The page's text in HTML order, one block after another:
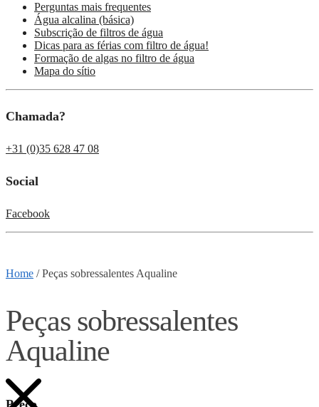
Perguntas mais frequentes
Água alcalina (básica)
Subscrição de filtros de água
Dicas para as férias com filtro de água!
Formação de algas no filtro de água
Mapa do sítio
Chamada?
+31 (0)35 628 47 08
Social
Facebook
Home /Peças sobressalentes Aqualine
Peças sobressalentes
Aqualine